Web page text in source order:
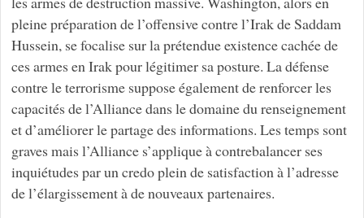
pleine préparation de l’offensive contre l’Irak de Saddam
Hussein, se focalise sur la prétendue existence cachée de
ces armes en Irak pour légitimer sa posture. La défense
contre le terrorisme suppose également de renforcer les
capacités de l’Alliance dans le domaine du renseignement
et d’améliorer le partage des informations. Les temps sont
graves mais l’Alliance s’applique à contrebalancer ses
inquiétudes par un credo plein de satisfaction à l’adresse
de l’élargissement à de nouveaux partenaires.